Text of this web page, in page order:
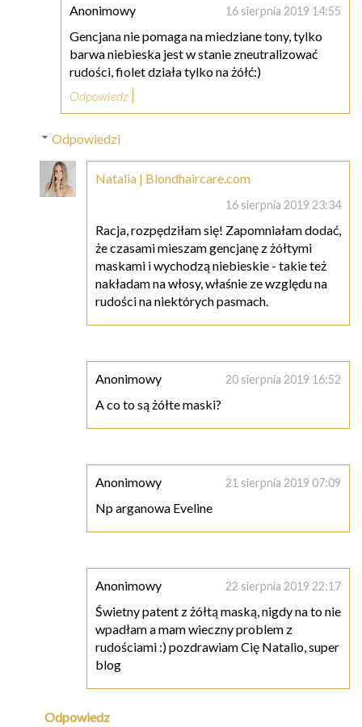
Anonimowy 16 sierpnia 2019 14:55
Gencjana nie pomaga na miedziane tony, tylko
barwa niebieska jest w stanie zneutralizować
rudości, fiolet działa tylko na żółć:)
Odpowiedz
Odpowiedzi
Natalia | Blondhaircare.com
16 sierpnia 2019 23:34
Racja, rozpędziłam się! Zapomniałam dodać,
że czasami mieszam gencjanę z żółtymi
maskami i wychodzą niebieskie - takie też
nakładam na włosy, właśnie ze względu na
rudości na niektórych pasmach.
Anonimowy 20 sierpnia 2019 16:52
A co to są żółte maski?
Anonimowy 21 sierpnia 2019 07:09
Np arganowa Eveline
Anonimowy 22 sierpnia 2019 22:17
Świetny patent z żółtą maską, nigdy na to nie
wpadłam a mam wieczny problem z
rudościami :) pozdrawiam Cię Natalio, super
blog
Odpowiedz